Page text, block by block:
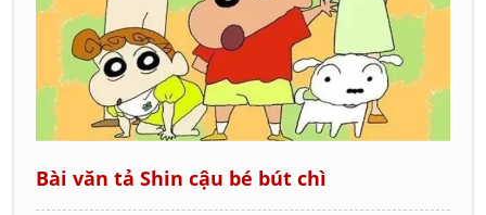
Bài văn tả Shin cậu bé bút chì